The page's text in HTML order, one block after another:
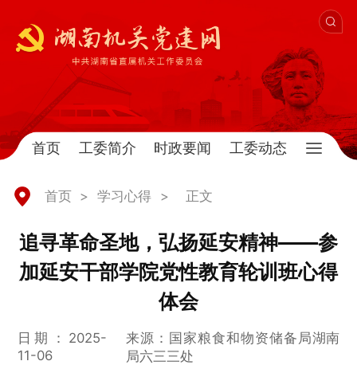
首页 工委简介 时政要闻 工委动态
首页 > 学习心得 > 正文
追寻革命圣地，弘扬延安精神——参
加延安干部学院党性教育轮训班心得
体会
日期：2025-
11-06
来源：国家粮食和物资储备局湖南
局六三三处